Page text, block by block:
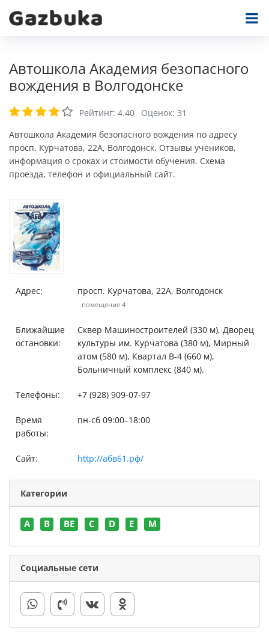
Автошкола Академия безопасного
вождения в Волгодонске
Рейтинг: 4.40 Оценок: 31
Автошкола Академия безопасного вождения по адресу
просп. Курчатова, 22А, Волгодонск. Отзывы учеников,
информация о сроках и стоимости обучения. Схема
проезда, телефон и официальный сайт.
Адрес: просп. Курчатова, 22А, Волгодонск
помещение 4
Ближайшие
остановки:
Сквер Машиностроителей (330 м), Дворец
культуры им. Курчатова (380 м), Мирный
атом (580 м), Квартал В-4 (660 м),
Больничный комплекс (840 м).
Телефоны: +7 (928) 909-07-97
Время
работы:
пн-сб 09:00–18:00
Сайт: http://абв61.рф/
Категории
A B BE C D E M
Социальные сети